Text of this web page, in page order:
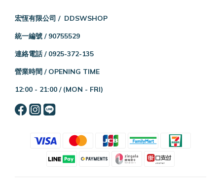
宏恆有限公司 / DDSWSHOP
統一編號 / 90755529
連絡電話 / 0925-372-135
營業時間 / OPENING TIME
12:00 - 21:00 / (MON - FRI)